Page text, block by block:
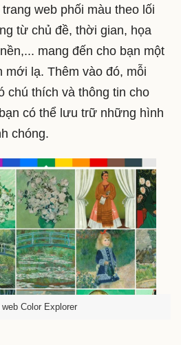
web phối màu theo lối
từ chủ đề, thời gian, họa
mang đến cho bạn một
mới lạ. Thêm vào đó, mỗi
chú thích và thông tin cho
có thể lưu trữ những hình
chóng.
web Color Explorer